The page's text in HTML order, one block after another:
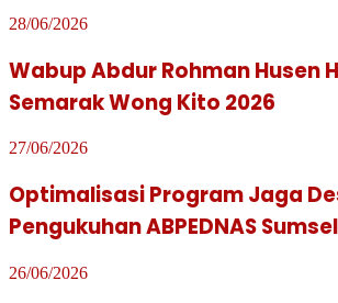
28/06/2026
Wabup Abdur Rohman Husen
Semarak Wong Kito 2026
27/06/2026
Optimalisasi Program Jaga
Pengukuhan ABPEDNAS
26/06/2026